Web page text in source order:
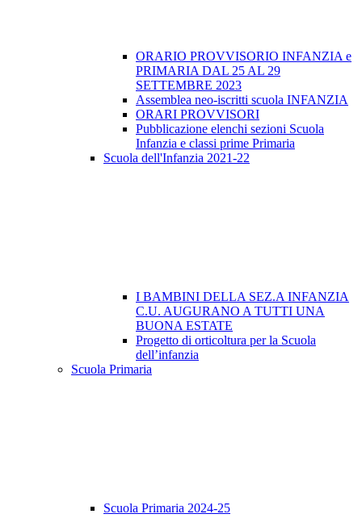
ORARIO PROVVISORIO INFANZIA e
PRIMARIA DAL 25 AL 29
SETTEMBRE 2023
Assemblea neo-iscritti scuola INFANZIA
ORARI PROVVISORI
Pubblicazione elenchi sezioni Scuola
Infanzia e classi prime Primaria
Scuola dell'Infanzia 2021-22
I BAMBINI DELLA SEZ.A INFANZIA
C.U. AUGURANO A TUTTI UNA
BUONA ESTATE
Progetto di orticoltura per la Scuola
dell’infanzia
Scuola Primaria
Scuola Primaria 2024-25